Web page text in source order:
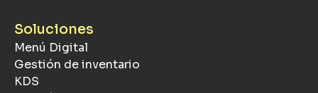
Soluciones
Menú Digital
Gestión de inventario
KDS